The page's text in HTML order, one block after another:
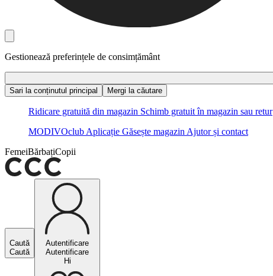
Gestionează preferințele de consimțământ
Sari la conținutul principal
Mergi la căutare
Ridicare gratuită din magazin Schimb gratuit în magazin sau retur
MODIVOclub Aplicație Găsește magazin Ajutor și contact
FemeiBărbațiCopii
Caută
Caută
Autentificare
Autentificare
Hi